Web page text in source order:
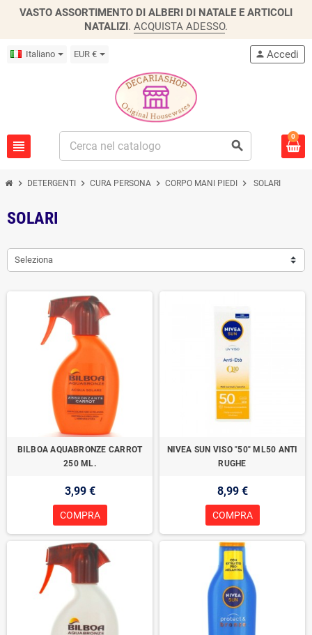
VASTO ASSORTIMENTO DI ALBERI DI NATALE E ARTICOLI
NATALIZI. ACQUISTA ADESSO.
Italiano EUR €
view_headline search
person Accedi
0
chevron_right DETERGENTI chevron_right CURA PERSONA chevron_right CORPO MANI PIEDI chevron_right SOLARI
SOLARI
Seleziona
BILBOA AQUABRONZE CARROT
250 ML.
3,99 €
COMPRA
NIVEA SUN VISO "50" ML50 ANTI
RUGHE
8,99 €
COMPRA